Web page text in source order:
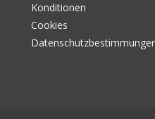
Konditionen
Cookies